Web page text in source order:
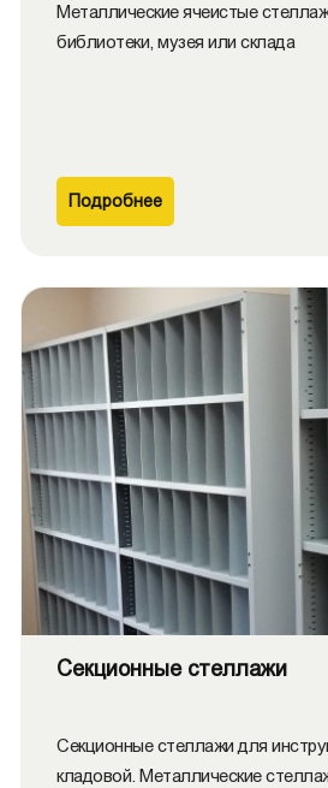
Металлические ячеистые
библиотеки, музея или склада
Подробнее
Секционные стеллажи
Секционные стеллажи для
кладовой. Металлические